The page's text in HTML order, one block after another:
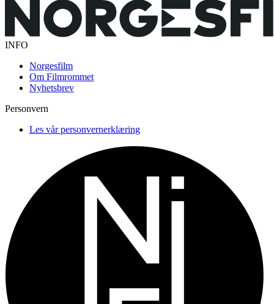
INFO
Norgesfilm
Om Filmrommet
Nyhetsbrev
Personvern
Les vår personvernerklæring